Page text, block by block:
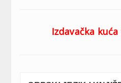
Izdavačka kuća